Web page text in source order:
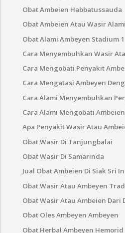
Obat Ambeien Habbatussauda
Obat Ambeien Atau Wasir
Obat Alami Ambeyen Stadium 1
Cara Menyembuhkan Wasir
Cara Mengobati Penyakit
Cara Mengatasi Ambeyen
Cara Alami Menyembuhkan
Cara Alami Mengobati
Apa Penyakit Wasir Atau
Obat Wasir Di Tanjungbalai
Obat Wasir Di Samarinda
Jual Obat Ambeien Di Siak Sri
Obat Wasir Atau Ambeyen
Obat Wasir Atau Ambeien Dari
Obat Oles Ambeyen Ambeyen
Obat Herbal Ambeyen Hemorid